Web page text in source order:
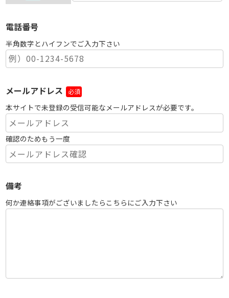
電話番号
半角数字とハイフンでご入力下さい
メールアドレス 必須
本サイトで未登録の受信可能なメールアドレスが必要です。
確認のためもう一度
備考
何か連絡事項がございましたらこちらにご入力下さい